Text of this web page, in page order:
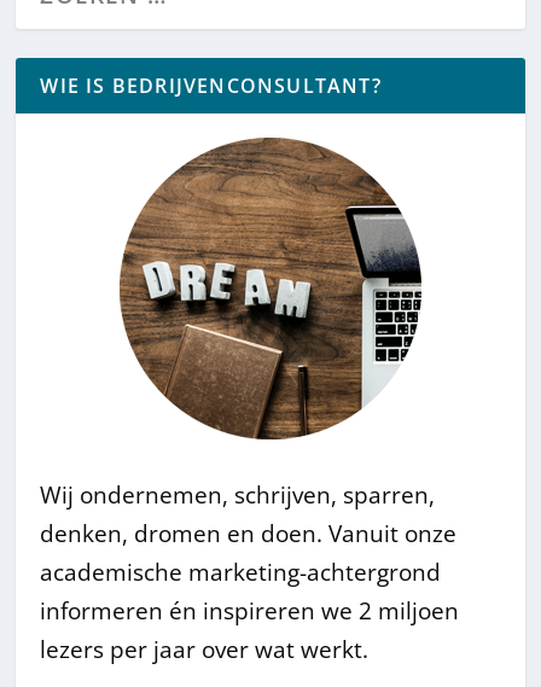
WIE IS BEDRIJVENCONSULTANT?
Wij ondernemen, schrijven, sparren,
denken, dromen en doen. Vanuit onze
academische marketing-achtergrond
informeren én inspireren we 2 miljoen
lezers per jaar over wat werkt.